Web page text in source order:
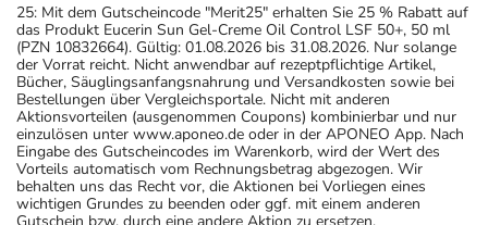
25: Mit dem Gutscheincode "Merit25" erhalten Sie 25 % Rabatt auf
das Produkt Eucerin Sun Gel-Creme Oil Control LSF 50+, 50 ml
(PZN 10832664). Gültig: 01.08.2026 bis 31.08.2026. Nur solange
der Vorrat reicht. Nicht anwendbar auf rezeptpflichtige Artikel,
Bücher, Säuglingsanfangsnahrung und Versandkosten sowie bei
Bestellungen über Vergleichsportale. Nicht mit anderen
Aktionsvorteilen (ausgenommen Coupons) kombinierbar und nur
einzulösen unter www.aponeo.de oder in der APONEO App. Nach
Eingabe des Gutscheincodes im Warenkorb, wird der Wert des
Vorteils automatisch vom Rechnungsbetrag abgezogen. Wir
behalten uns das Recht vor, die Aktionen bei Vorliegen eines
wichtigen Grundes zu beenden oder ggf. mit einem anderen